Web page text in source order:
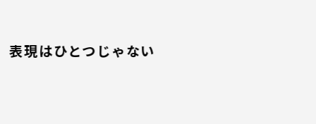
表現はひとつじゃない